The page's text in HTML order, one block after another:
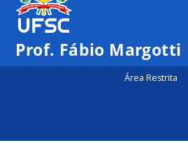
Prof. Fábio Margotti
Área Restrita